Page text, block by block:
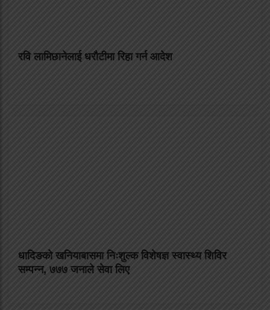
रवि लामिछानेलाई धरौटीमा रिहा गर्न आदेश
धादिङको खनियाबासमा निःशुल्क विशेषज्ञ स्वास्थ्य शिविर
सम्पन्न, ७७७ जनाले सेवा लिए